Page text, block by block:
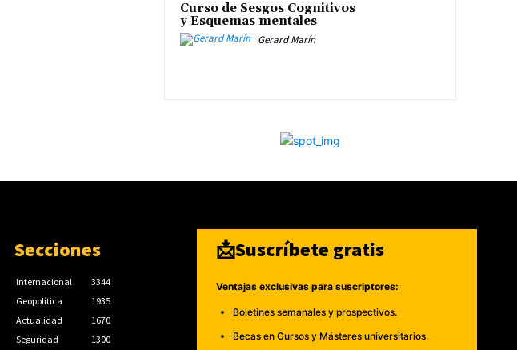
Curso de Sesgos Cognitivos
y Esquemas mentales
Gerard Marín
Secciones
Internacional
3344
Geopolítica
1935
Actualidad
1670
Seguridad
1300
📩Suscríbete gratis
Ventajas exclusivas para suscriptores:
Boletines semanales y prospectivos.
Becas en Cursos y Másteres universitarios.